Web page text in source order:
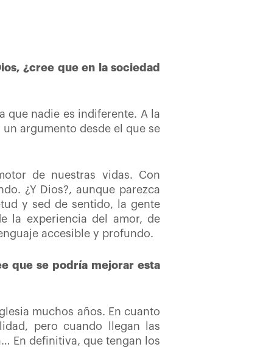
¿cree que en la sociedad
que nadie es indiferente. A la
argumento desde el que se
de nuestras vidas. Con
¿Y Dios?, aunque parezca
y sed de sentido, la gente
la experiencia del amor, de
accesible y profundo.
que se podría mejorar esta
muchos años. En cuanto
pero cuando llegan las
En definitiva, que tengan los